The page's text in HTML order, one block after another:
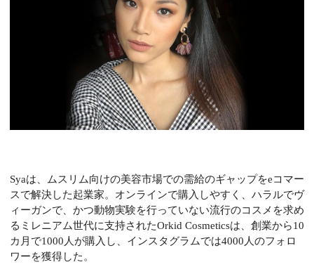
Syaは、ムスリム向けの美容市場での需給のギャップをeコマー
スで解決した起業家。オンラインで購入しやすく、ハラルでヴ
ィーガンで、かつ動物実験を行っていない流行のコスメを求め
るミレニアム世代に支持されたOrkid Cosmeticsは、創業から10
カ月で1000人が購入し、インスタグラムでは4000人のフォロ
ワーを獲得した。